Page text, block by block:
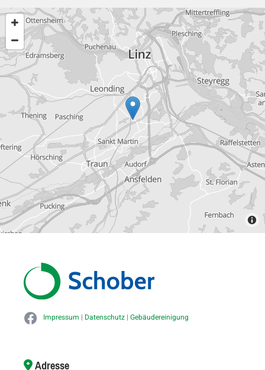
Impressum | Datenschutz | Gebäudereinigung
Adresse